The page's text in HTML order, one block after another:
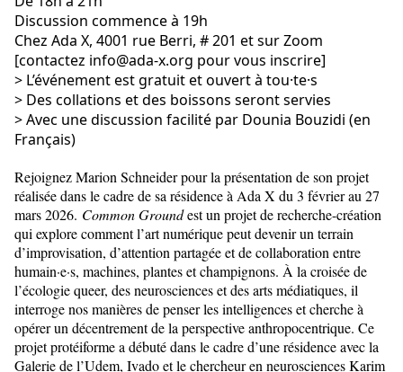
Discussion commence à 19h
Chez Ada X, 4001 rue Berri, # 201 et sur Zoom
[contactez info@ada-x.org pour vous inscrire]
> L’événement est gratuit et ouvert à tou·te·s
> Des collations et des boissons seront servies
> Avec une discussion facilité par Dounia Bouzidi (en
Français)
Rejoignez Marion Schneider pour la présentation de son projet
réalisée dans le cadre de sa résidence à Ada X du 3 février au 27
mars 2026. Common Groundest un projet de recherche-création
qui explore comment l’art numérique peut devenir un terrain
d’improvisation, d’attention partagée et de collaboration entre
humain·e·s, machines, plantes et champignons. À la croisée de
l’écologie queer, des neurosciences et des arts médiatiques, il
interroge nos manières de penser les intelligences et cherche à
opérer un décentrement de la perspective anthropocentrique. Ce
projet protéiforme a débuté dans le cadre d’une résidence avec la
Galerie de l’Udem, Ivado et le chercheur en neurosciences Karim